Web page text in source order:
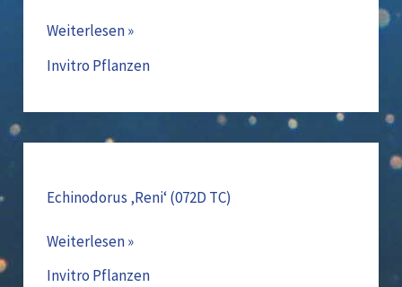
Leptodictyum
Weiterlesen »
Invitro Pflanzen
Echinodorus ‚Reni‘ (072D TC)
(072D
Weiterlesen »
Invitro Pflanzen